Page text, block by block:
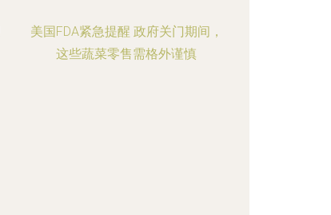
美国FDA紧急提醒 政府关门期间，
这些蔬菜零售需格外谨慎